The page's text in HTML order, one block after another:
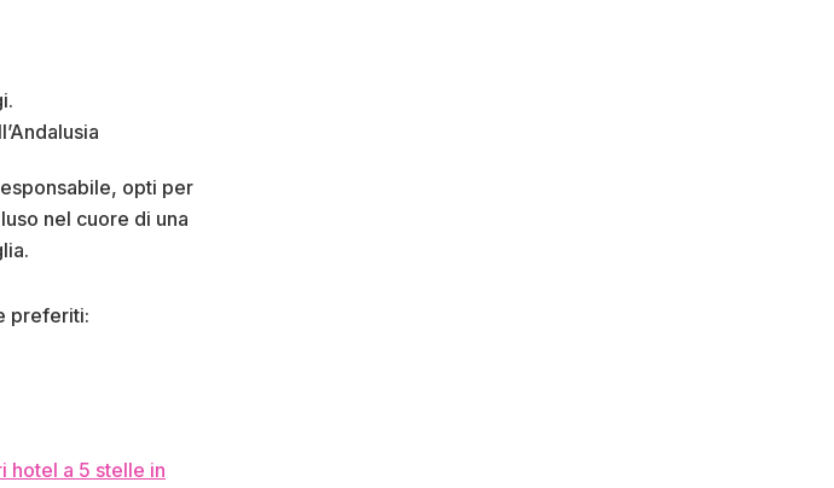
opti per
nel cuore di una
preferiti:
hotel a 5 stelle in